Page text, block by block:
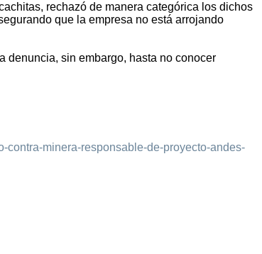
rechazó de manera categórica los dichos
que la empresa no está arrojando
denuncia, sin embargo, hasta no conocer
contra-minera-responsable-de-proyecto-andes-